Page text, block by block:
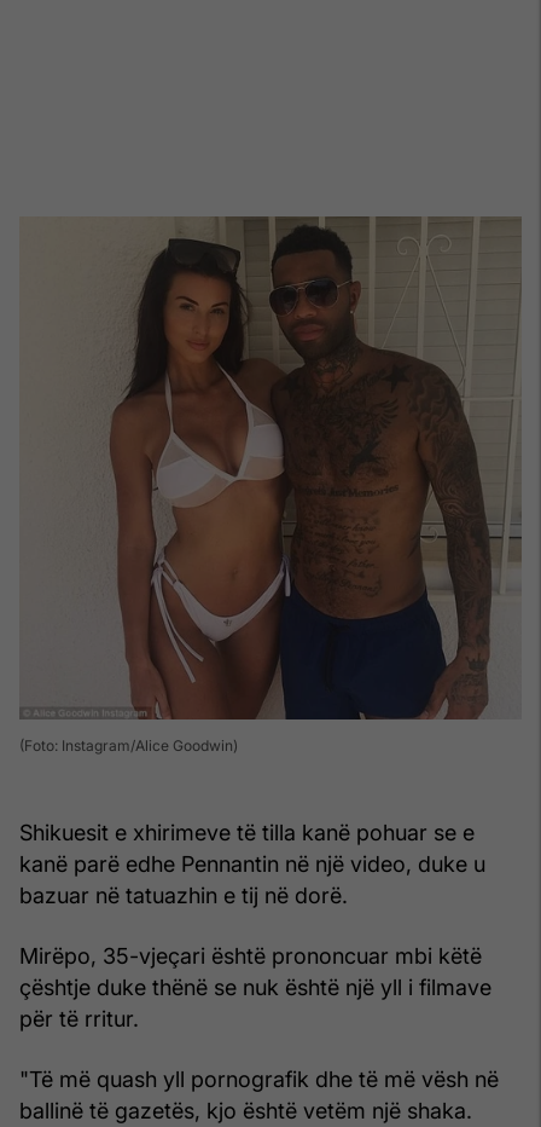
(Foto: Instagram/Alice Goodwin)
Shikuesit e xhirimeve të tilla kanë pohuar se e
kanë parë edhe Pennantin në një video, duke u
bazuar në tatuazhin e tij në dorë.
Mirëpo, 35-vjeçari është prononcuar mbi këtë
çështje duke thënë se nuk është një yll i filmave
për të rritur.
"Të më quash yll pornografik dhe të më vësh në
ballinë të gazetës, kjo është vetëm një shaka.